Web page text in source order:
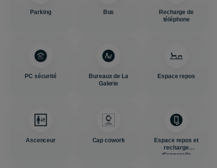
Parking Bus
Recharge de
téléphone
PC sécurité
Bureaux de La
Galerie
Espace repos
Ascenceur Cap cowork
Espace repos et
recharge
d'appareils